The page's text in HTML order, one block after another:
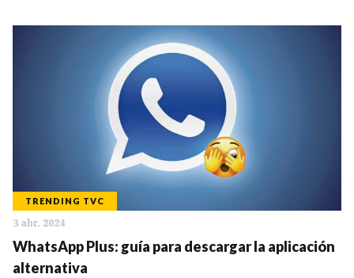
TRENDING TVC
3 abr. 2024
WhatsApp Plus: guía para descargar la aplicación
alternativa